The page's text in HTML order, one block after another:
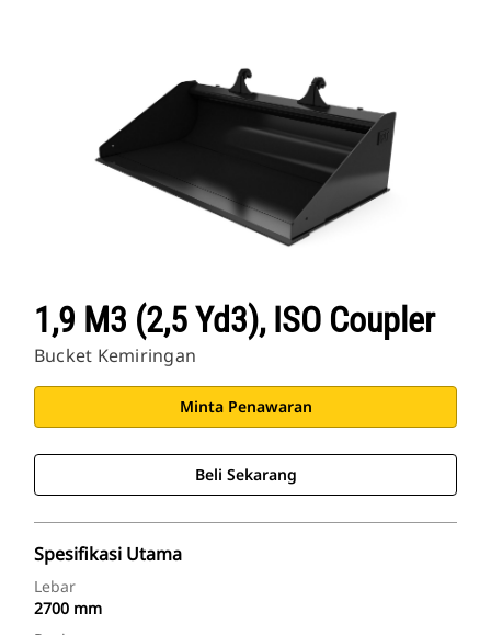
1,9 M3 (2,5 Yd3), ISO Coupler
Bucket Kemiringan
Minta Penawaran
Beli Sekarang
Spesifikasi Utama
Lebar
2700 mm